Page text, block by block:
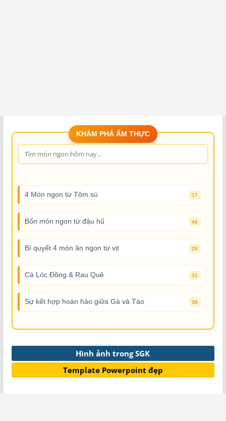
KHÁM PHÁ ẨM THỰC
4 Món ngon từ Tôm sú 17
Bốn món ngon từ đậu hũ 46
Bí quyết 4 món ăn ngon từ vịt 28
Cá Lóc Đồng & Rau Quê 31
Sự kết hợp hoàn hảo giữa Gà và Táo 38
Hình ảnh trong SGK
Template Powerpoint đẹp